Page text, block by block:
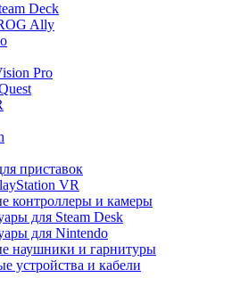
Deck
Ally
Pro
приставок
VR
контроллеры и камеры
для Steam Desk
для Nintendo
наушники и гарнитуры
устройства и кабели